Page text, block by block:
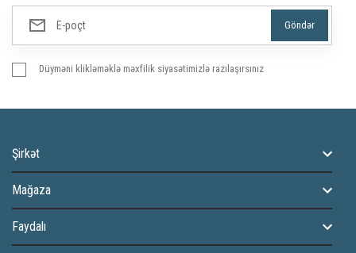
Düyməni klikləməklə məxfilik siyasətimizlə razılaşırsınız
Şirkət
Mağaza
Faydalı